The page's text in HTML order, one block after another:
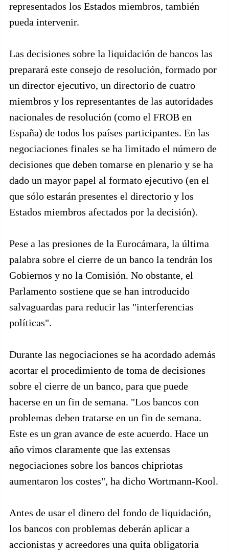
representados los Estados miembros, también
pueda intervenir.
Las decisiones sobre la liquidación de bancos las
preparará este consejo de resolución, formado por
un director ejecutivo, un directorio de cuatro
miembros y los representantes de las autoridades
nacionales de resolución (como el FROB en
España) de todos los países participantes. En las
negociaciones finales se ha limitado el número de
decisiones que deben tomarse en plenario y se ha
dado un mayor papel al formato ejecutivo (en el
que sólo estarán presentes el directorio y los
Estados miembros afectados por la decisión).
Pese a las presiones de la Eurocámara, la última
palabra sobre el cierre de un banco la tendrán los
Gobiernos y no la Comisión. No obstante, el
Parlamento sostiene que se han introducido
salvaguardas para reducir las "interferencias
políticas".
Durante las negociaciones se ha acordado además
acortar el procedimiento de toma de decisiones
sobre el cierre de un banco, para que puede
hacerse en un fin de semana. "Los bancos con
problemas deben tratarse en un fin de semana.
Este es un gran avance de este acuerdo. Hace un
año vimos claramente que las extensas
negociaciones sobre los bancos chipriotas
aumentaron los costes", ha dicho Wortmann-Kool.
Antes de usar el dinero del fondo de liquidación,
los bancos con problemas deberán aplicar a
accionistas y acreedores una quita obligatoria